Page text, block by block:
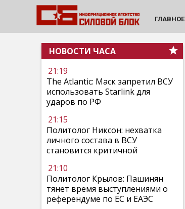
ГЛАВНОЕ
НОВОСТИ ЧАСА
21:19
The Atlantic: Маск запретил ВСУ
использовать Starlink для
ударов по РФ
21:15
Политолог Никсон: нехватка
личного состава в ВСУ
становится критичной
21:10
Политолог Крылов: Пашинян
тянет время выступлениями о
референдуме по ЕС и ЕАЭС